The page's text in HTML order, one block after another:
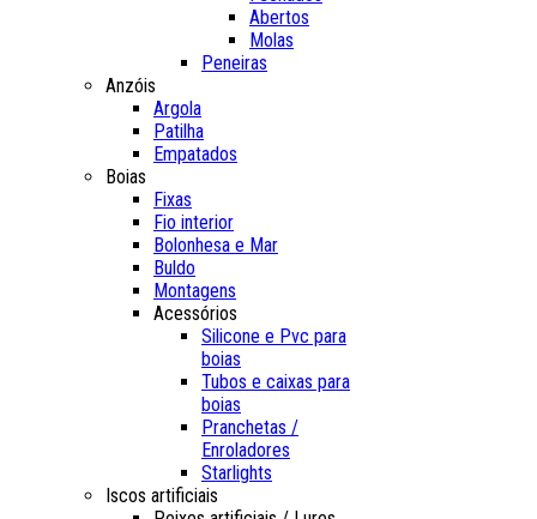
Abertos
Molas
Peneiras
Anzóis
Argola
Patilha
Empatados
Boias
Fixas
Fio interior
Bolonhesa e Mar
Buldo
Montagens
Acessórios
Silicone e Pvc para
boias
Tubos e caixas para
boias
Pranchetas /
Enroladores
Starlights
Iscos artificiais